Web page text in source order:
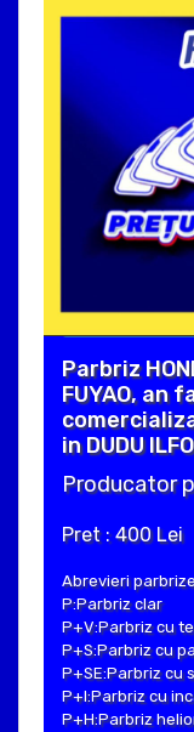
Parbriz
FUYAO, an
in DUDU
Producator
Pret : 400 Lei
Abrevieri
P:Parbriz clar
P+V:Parbriz cu
P+S:Parbriz cu
P+SE:Parbriz cu
P+I:Parbriz cu
P+H:Parbriz